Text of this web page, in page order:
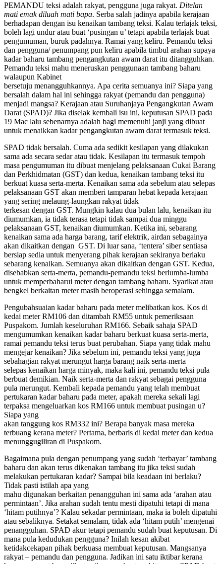
PEMANDU teksi adalah rakyat, pengguna juga rakyat. Ditelan
mati emak diluah mati bapa. Serba salah jadinya apabila kerajaan
berhadapan dengan isu kenaikan tambang teksi. Kalau terlajak teksi,
boleh lagi undur atau buat ‘pusingan u’ tetapi apabila terlajak buat
pengumuman, buruk padahnya. Ramai yang keliru. Pemandu teksi
dan pengguna/ penumpang pun keliru apabila timbul arahan supaya
kadar baharu tambang pengangkutan awam darat itu ditangguhkan.
Pemandu teksi mahu meneruskan penggunaan tambang baharu
walaupun Kabinet
bersetuju menangguhkannya. Apa cerita semuanya ini? Siapa yang
bersalah dalam hal ini sehingga rakyat (pemandu dan pengguna)
menjadi mangsa? Kerajaan atau Suruhanjaya Pengangkutan Awam
Darat (SPAD)? Jika diselak kembali isu ini, keputusan SPAD pada
19 Mac lalu sebenarnya adalah bagi memenuhi janji yang dibuat
untuk menaikkan kadar pengangkutan awam darat termasuk teksi.
SPAD tidak bersalah. Cuma ada sedikit kesilapan yang dilakukan
sama ada secara sedar atau tidak. Kesilapan itu termasuk tempoh
masa pengumuman itu dibuat menjelang pelaksanaan Cukai Barang
dan Perkhidmatan (GST) dan kedua, kenaikan tambang teksi itu
berkuat kuasa serta-merta. Kenaikan sama ada sebelum atau selepas
pelaksanaan GST akan memberi tamparan hebat kepada kerajaan
yang sering melaung-laungkan rakyat tidak
terkesan dengan GST. Mungkin kalau dua bulan lalu, kenaikan itu
diumumkan, ia tidak terasa tetapi tidak sampai dua minggu
pelaksanaan GST, kenaikan diumumkan. Ketika ini, sebarang
kenaikan sama ada harga barang, tarif elektrik, airdan sebagainya
akan dikaitkan dengan GST. Di luar sana, ‘tentera’ siber sentiasa
bersiap sedia untuk menyerang pihak kerajaan sekiranya berlaku
sebarang kenaikan. Semuanya akan dikaitkan dengan GST. Kedua,
disebabkan serta-merta, pemandu-pemandu teksi berlumba-lumba
untuk memperbaharui meter dengan tambang baharu. Syarikat atau
bengkel berkaitan meter masih beroperasi sehingga semalam.
Pengubahsuaian kadar baharu pada meter melibatkan kos. Kos di
kedai meter RM106 dan ditambah RM55 untuk pemeriksaan
Puspakom. Jumlah keseluruhan RM166. Sebaik sahaja SPAD
mengumumkan kenaikan kadar baharu berkuat kuasa serta-merta,
ramai pemandu teksi terus buat perubahan. Siapa yang tidak mahu
mengejar kenaikan? Jika sebelum ini, pemandu teksi yang juga
sebahagian rakyat merungut harga barang naik serta-merta
selepas kenaikan harga minyak, maka kali ini, pemandu teksi pula
berbuat demikian. Naik serta-merta dan rakyat sebagai pengguna
pula merungut. Kembali kepada pemandu yang telah membuat
pertukaran kadar baharu pada meter, apakah mereka sekali lagi
terpaksa mengeluarkan kos RM166 untuk membuat pusingan u?
Siapa yang
akan tanggung kos RM332 ini? Berapa banyak masa mereka
terbuang kerana meter? Pertama, berbaris di kedai meter dan kedua
menunggugiliran di Puspakom.
Bagaimana pula dengan penumpang yang sudah ‘terbayar’ tambang
baharu dan akan terus dikenakan tambang itu jika teksi sudah
melakukan pertukaran kadar? Sampai bila keadaan ini berlaku?
Tidak pasti istilah apa yang
mahu digunakan berkaitan penangguhan ini sama ada ‘arahan atau
permintaan’. Jika arahan sudah tentu mesti dipatuhi tetapi di mana
‘hitam putihnya’? Kalau sekadar permintaan, maka ia boleh dipatuhi
atau sebaliknya. Setakat semalam, tidak ada ‘hitam putih’ mengenai
penangguhan. SPAD akur tetapi pemandu sudah buat keputusan. Di
mana pula kedudukan pengguna? Inilah kesan akibat
ketidakcekapan pihak berkuasa membuat keputusan. Mangsanya
rakyat – pemandu dan pengguna. Jadikan ini satu iktibar kerana